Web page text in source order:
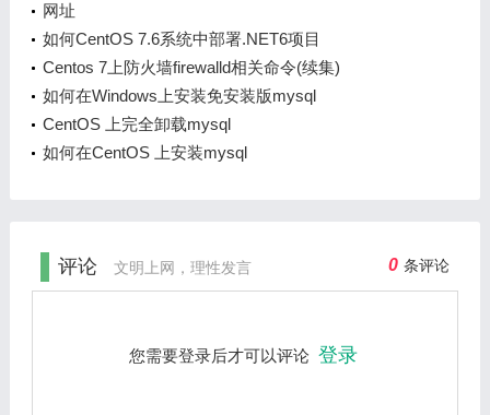
网址
如何CentOS 7.6系统中部署.NET6项目
Centos 7上防火墙firewalld相关命令(续集)
如何在Windows上安装免安装版mysql
CentOS 上完全卸载mysql
如何在CentOS 上安装mysql
评论 文明上网，理性发言 0 条评论
您需要登录后才可以评论 登录